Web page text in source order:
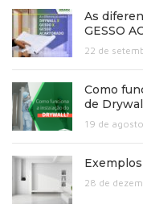
As
GESSO
22 de
Como
de
19 de
28 de